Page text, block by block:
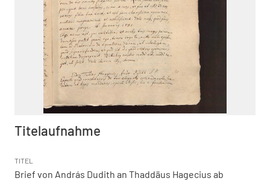
Titelaufnahme
TITEL
Brief von András Dudith an Thaddäus Hagecius ab